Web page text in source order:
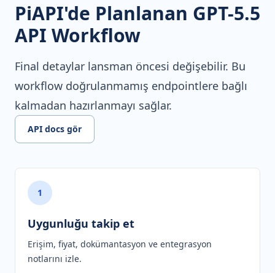
PiAPI'de Planlanan GPT-5.5
API Workflow
Final detaylar lansman öncesi değişebilir. Bu
workflow doğrulanmamış endpointlere bağlı
kalmadan hazırlanmayı sağlar.
API docs gör
1
Uygunluğu takip et
Erişim, fiyat, dokümantasyon ve entegrasyon
notlarını izle.